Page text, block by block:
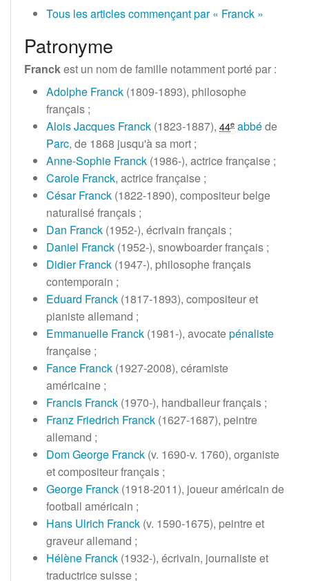
Tous les articles commençant par « Franck »
Patronyme
Franckest un nom de famille notamment porté par :
Adolphe Franck (1809-1893), philosophe
français ;
Alois Jacques Franck (1823-1887), 44e abbéde
Parc, de 1868 jusqu'à sa mort ;
Anne-Sophie Franck (1986-), actrice française ;
Carole Franck, actrice française ;
César Franck (1822-1890), compositeur belge
naturalisé français ;
Dan Franck (1952-), écrivain français ;
Daniel Franck (1952-), snowboarder français ;
Didier Franck (1947-), philosophe français
contemporain ;
Eduard Franck (1817-1893), compositeur et
pianiste allemand ;
Emmanuelle Franck (1981-), avocatepénaliste
française ;
Fance Franck (1927-2008), céramiste
américaine ;
Francis Franck (1970-), handballeur français ;
Franz Friedrich Franck (1627-1687), peintre
allemand ;
Dom George Franck (v. 1690-v. 1760), organiste
et compositeur français ;
George Franck (1918-2011), joueur américain de
football américain ;
Hans Ulrich Franck (v. 1590-1675), peintre et
graveur allemand ;
Hélène Franck (1932-), écrivain, journaliste et
traductrice suisse ;